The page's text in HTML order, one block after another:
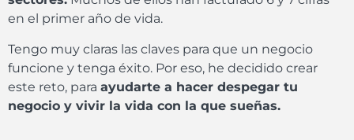
en el primer año de vida.
Tengo muy claras las claves para que un negocio
funcione y tenga éxito. Por eso, he decidido crear
este reto, para ayudarte a hacer despegar tu
negocio y vivir la vida con la que sueñas.